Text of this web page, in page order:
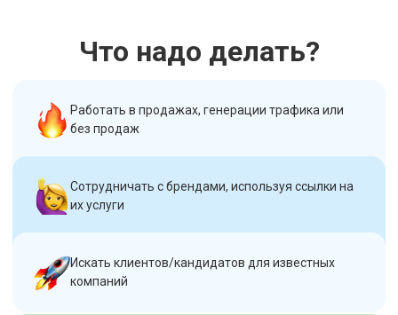
Что надо делать?
Работать в продажах, генерации трафика или
без продаж
Сотрудничать с брендами, используя ссылки на
их услуги
Искать клиентов/кандидатов для известных
компаний